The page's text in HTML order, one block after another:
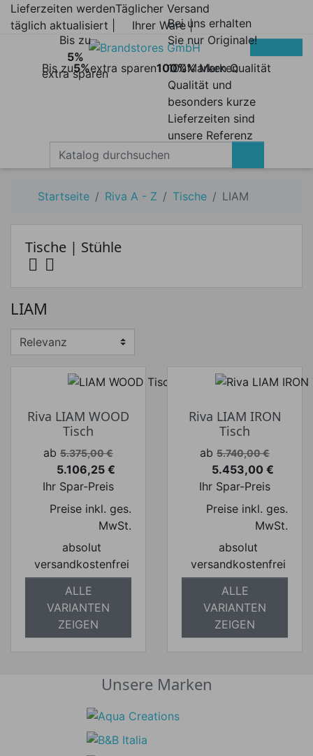
Lieferzeiten werden
täglich aktualisiert |
Täglicher Versand
Ihrer Ware |
Bis zu5%extra sparen
Bis zu
5%
extra sparen
100%Marken Qualität
Bei uns erhalten
Sie nur Originale!
100% Marken
Qualität und
besonders kurze
Lieferzeiten sind
unsere Referenz
Startseite Riva A - Z Tische LIAM
Preis von
Tische | Stühle
 
LIAM
Riva LIAM WOOD
Tisch
Verkaufspreis
ab 5.375,00 €
Preis
5.106,25 €
Ihr Spar-Preis
Preise inkl. ges.
MwSt.
absolut
versandkostenfrei
ALLE
VARIANTEN
ZEIGEN
Riva LIAM IRON
Tisch
Verkaufspreis
ab 5.740,00 €
Preis
5.453,00 €
Ihr Spar-Preis
Preise inkl. ges.
MwSt.
absolut
versandkostenfrei
ALLE
VARIANTEN
ZEIGEN
Unsere Marken